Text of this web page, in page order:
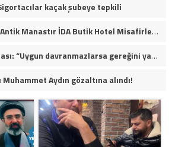
kaçak şubeye tepkili
Kazdağları’nın Gözdesi Antik Manastır İDA Butik Hotel Misafirlerinden Tam Not Alıyor
Trump’tan İran açıklaması: “Uygun davranmazlarsa gereğini yaparım”
Aydın gözaltına alındı!